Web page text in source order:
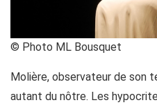
© Photo ML Bousquet
Molière, observateur de son
autant du nôtre. Les